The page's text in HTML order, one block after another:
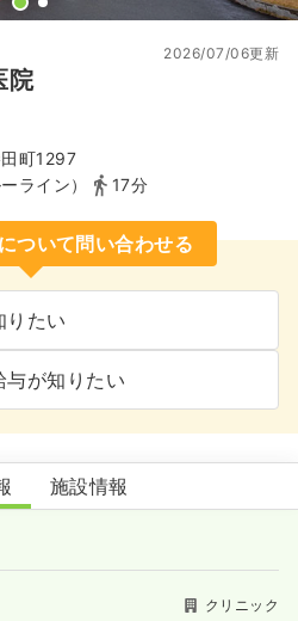
院
2026/07/06更新
町1297
ライン）
17分
ついて問い合わせる
りたい
与が知りたい
化器科 林医院
施設情報
クリニック